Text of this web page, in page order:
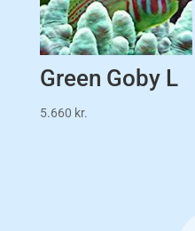
Green Goby L
5.660 kr.